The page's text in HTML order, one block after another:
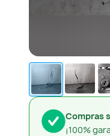
Compras
¡100%